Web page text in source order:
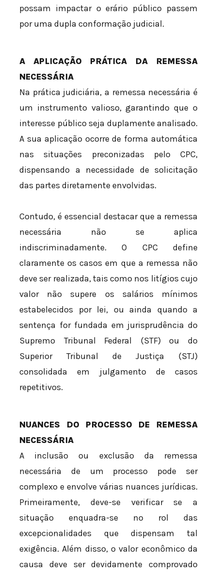
possam impactar o erário público passem
por uma dupla conformação judicial.
A APLICAÇÃO PRÁTICA DA REMESSA
NECESSÁRIA
Na prática judiciária, a remessa necessária é
um instrumento valioso, garantindo que o
interesse público seja duplamente analisado.
A sua aplicação ocorre de forma automática
nas situações preconizadas pelo CPC,
dispensando a necessidade de solicitação
das partes diretamente envolvidas.
Contudo, é essencial destacar que a remessa
necessária não se aplica
indiscriminadamente. O CPC define
claramente os casos em que a remessa não
deve ser realizada, tais como nos litígios cujo
valor não supere os salários mínimos
estabelecidos por lei, ou ainda quando a
sentença for fundada em jurisprudência do
Supremo Tribunal Federal (STF) ou do
Superior Tribunal de Justiça (STJ)
consolidada em julgamento de casos
repetitivos.
NUANCES DO PROCESSO DE REMESSA
NECESSÁRIA
A inclusão ou exclusão da remessa
necessária de um processo pode ser
complexo e envolve várias nuances jurídicas.
Primeiramente, deve-se verificar se a
situação enquadra-se no rol das
excepcionalidades que dispensam tal
exigência. Além disso, o valor econômico da
causa deve ser devidamente comprovado